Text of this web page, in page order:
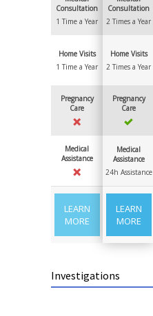
Consultation
1 Time a Year
Home Visits
1 Time a Year
Pregnancy
Care
Medical
Assistance
LEARN
MORE
Consultation
2 Times a Year
Home Visits
2 Times a Year
Pregnancy
Care
Medical
Assistance
24h Assistance
LEARN
MORE
Investigations